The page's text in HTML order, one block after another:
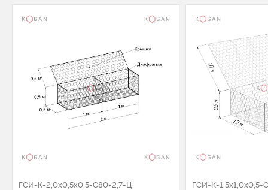
ГCИ-К-2,0х0,5х0,5-С80-2,7-Ц ГCИ-К-